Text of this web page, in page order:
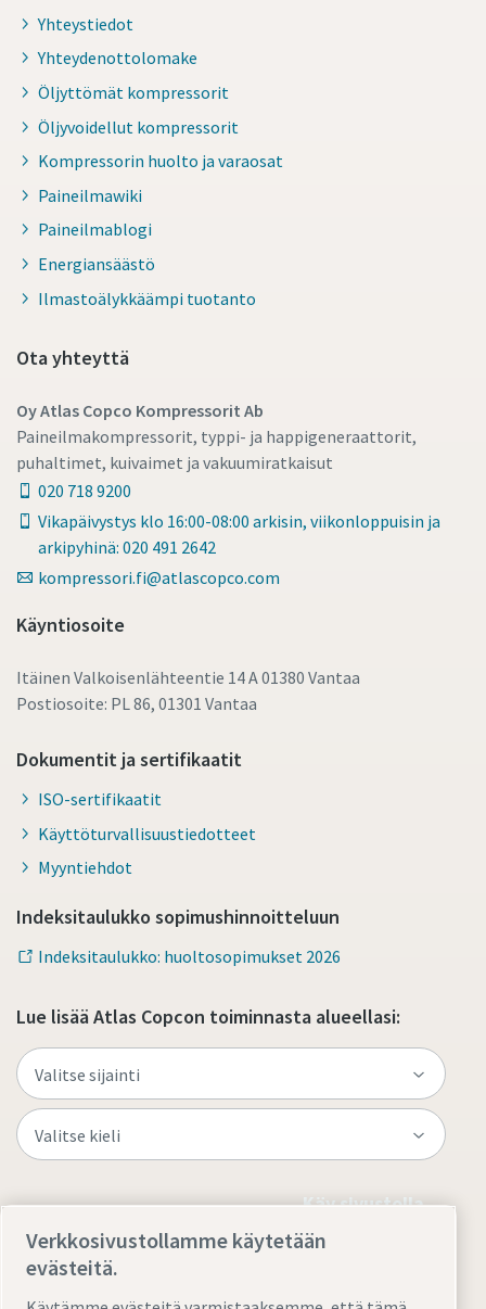
Yhteystiedot
Yhteydenottolomake
Öljyttömät kompressorit
Öljyvoidellut kompressorit
Kompressorin huolto ja varaosat
Paineilmawiki
Paineilmablogi
Energiansäästö
Ilmastoälykkäämpi tuotanto
Ota yhteyttä
Oy Atlas Copco Kompressorit Ab
Paineilmakompressorit, typpi- ja happigeneraattorit,
puhaltimet, kuivaimet ja vakuumiratkaisut
020 718 9200
Vikapäivystys klo 16:00-08:00 arkisin, viikonloppuisin ja
arkipyhinä: 020 491 2642
kompressori.fi@atlascopco.com
Käyntiosoite
Itäinen Valkoisenlähteentie 14 A 01380 Vantaa
Postiosoite: PL 86, 01301 Vantaa
Dokumentit ja sertifikaatit
ISO-sertifikaatit
Käyttöturvallisuustiedotteet
Myyntiehdot
Indeksitaulukko sopimushinnoitteluun
Indeksitaulukko: huoltosopimukset 2026
Lue lisää Atlas Copcon toiminnasta alueellasi:
Käy sivustolla
Verkkosivustollamme käytetään
evästeitä.